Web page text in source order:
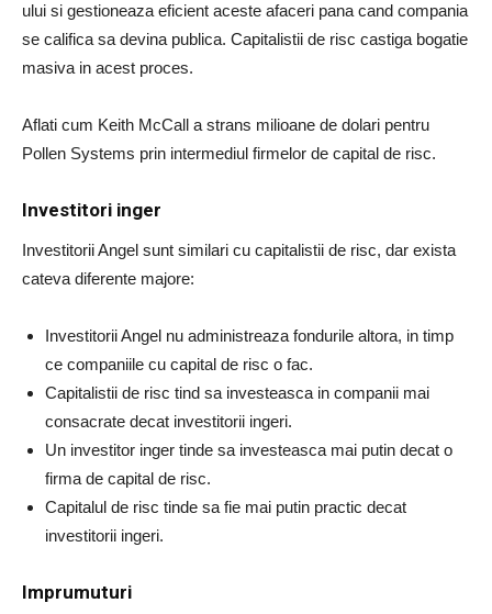
ului si gestioneaza eficient aceste afaceri pana cand compania
se califica sa devina publica. Capitalistii de risc castiga bogatie
masiva in acest proces.
Aflati cum Keith McCall a strans milioane de dolari pentru
Pollen Systems prin intermediul firmelor de capital de risc.
Investitori inger
Investitorii Angel sunt similari cu capitalistii de risc, dar exista
cateva diferente majore:
Investitorii Angel nu administreaza fondurile altora, in timp
ce companiile cu capital de risc o fac.
Capitalistii de risc tind sa investeasca in companii mai
consacrate decat investitorii ingeri.
Un investitor inger tinde sa investeasca mai putin decat o
firma de capital de risc.
Capitalul de risc tinde sa fie mai putin practic decat
investitorii ingeri.
Imprumuturi